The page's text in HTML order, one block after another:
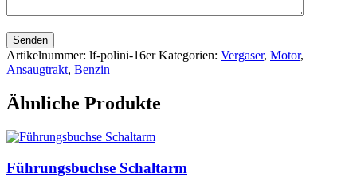
Senden
Artikelnummer: lf-polini-16er Kategorien: Vergaser, Motor,
Ansaugtrakt, Benzin
Ähnliche Produkte
Führungsbuchse Schaltarm